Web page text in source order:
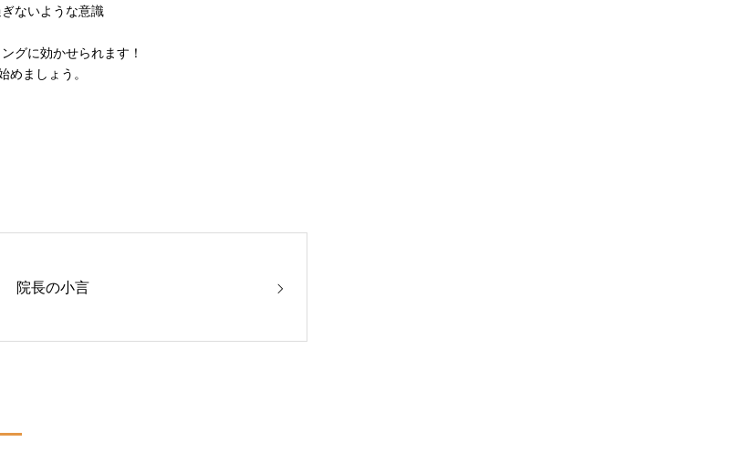
ないような意識
グに効かせられます！
めましょう。
院長の小言